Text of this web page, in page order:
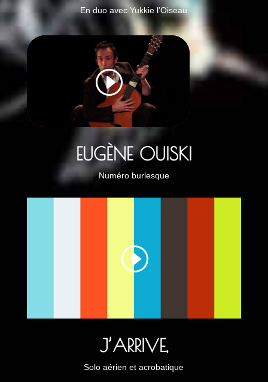
En duo avec Yukkie l’Oiseau
EUGÈNE OUISKI
Numéro burlesque
J’ARRIVE,
Solo aérien et acrobatique